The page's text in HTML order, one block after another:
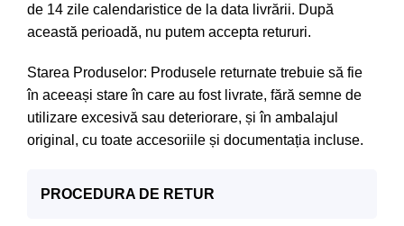
de 14 zile calendaristice de la data livrării. După
această perioadă, nu putem accepta retururi.
Starea Produselor: Produsele returnate trebuie să fie
în aceeași stare în care au fost livrate, fără semne de
utilizare excesivă sau deteriorare, și în ambalajul
original, cu toate accesoriile și documentația incluse.
PROCEDURA DE RETUR